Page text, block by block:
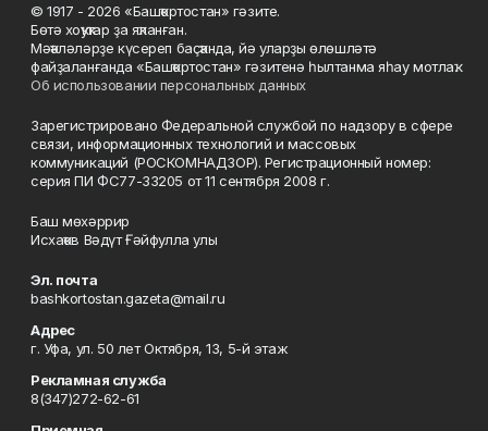
© 1917 - 2026 «Башҡортостан» гәзите.
Бөтә хоҡуҡтар ҙа яҡланған.
Мәҡәләләрҙе күсереп баҫҡанда, йә уларҙы өлөшләтә
файҙаланғанда «Башҡортостан» гәзитенә һылтанма яһау мотлаҡ.
Об использовании персональных данных
Зарегистрировано Федеральной службой по надзору в сфере
связи, информационных технологий и массовых
коммуникаций (РОСКОМНАДЗОР). Регистрационный номер:
серия ПИ ФС77-33205 от 11 сентября 2008 г.
Баш мөхәррир
Исхаҡов Вәдүт Ғәйфулла улы
Эл. почта
bashkortostan.gazeta@mail.ru
Адрес
г. Уфа, ул. 50 лет Октября, 13, 5-й этаж
Рекламная служба
8(347)272-62-61